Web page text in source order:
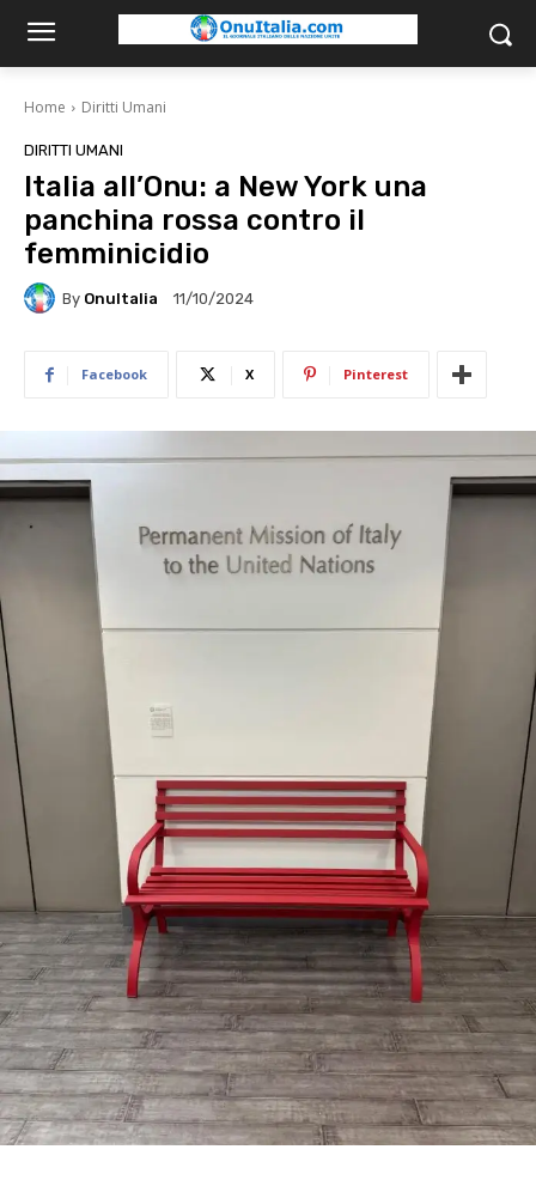
Home Diritti Umani
DIRITTI UMANI
Italia all’Onu: a New York una
panchina rossa contro il
femminicidio
By OnuItalia 11/10/2024
Facebook X Pinterest